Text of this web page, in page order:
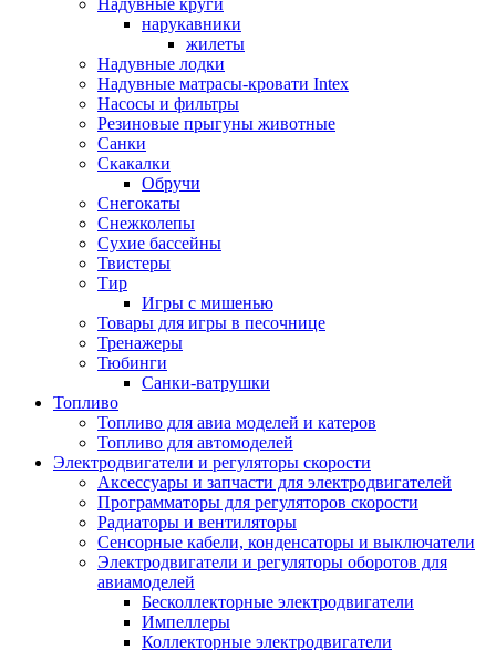
Надувные круги
нарукавники
жилеты
Надувные лодки
Надувные матрасы-кровати Intex
Насосы и фильтры
Резиновые прыгуны животные
Санки
Скакалки
Обручи
Снегокаты
Снежколепы
Сухие бассейны
Твистеры
Тир
Игры с мишенью
Товары для игры в песочнице
Тренажеры
Тюбинги
Санки-ватрушки
Топливо
Топливо для авиа моделей и катеров
Топливо для автомоделей
Электродвигатели и регуляторы скорости
Аксессуары и запчасти для электродвигателей
Программаторы для регуляторов скорости
Радиаторы и вентиляторы
Сенсорные кабели, конденсаторы и выключатели
Электродвигатели и регуляторы оборотов для
авиамоделей
Бесколлекторные электродвигатели
Импеллеры
Коллекторные электродвигатели